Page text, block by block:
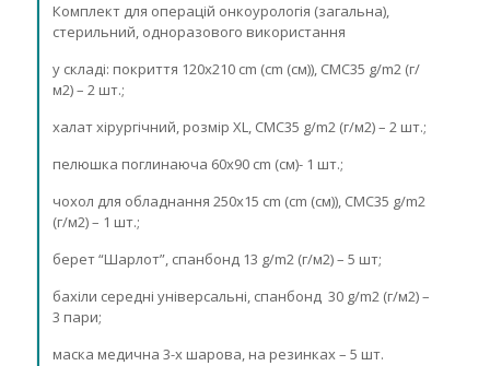
Комплект для операцій онкоурологія (загальна),
стерильний, одноразового використання
у складі: покриття 120х210 cm (cm (см)), СМС35 g/m2 (г/
м2) – 2 шт.;
халат хірургічний, розмір ХL, СМС35 g/m2 (г/м2) – 2 шт.;
пелюшка поглинаюча 60х90 cm (см)- 1 шт.;
чохол для обладнання 250х15 cm (cm (см)), СМС35 g/m2
(г/м2) – 1 шт.;
берет “Шарлот”, спанбонд 13 g/m2 (г/м2) – 5 шт;
бахіли середні універсальні, спанбонд 30 g/m2 (г/м2) –
3 пари;
маска медична 3-х шарова, на резинках – 5 шт.